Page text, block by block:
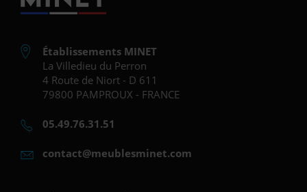
Établissements MINET
La Villedieu du Perron
4 Route de Niort - D 611
79800 PAMPROUX - FRANCE
05.49.76.31.51
contact@meublesminet.com